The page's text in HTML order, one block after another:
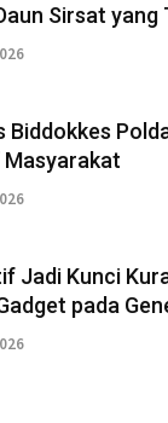
Sirsat yang
Biddokkes
Jadi Kunci
pada